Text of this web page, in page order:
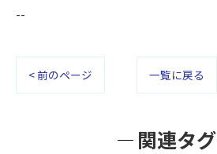
--
< 前のページ 一覧に戻る
関連タグ